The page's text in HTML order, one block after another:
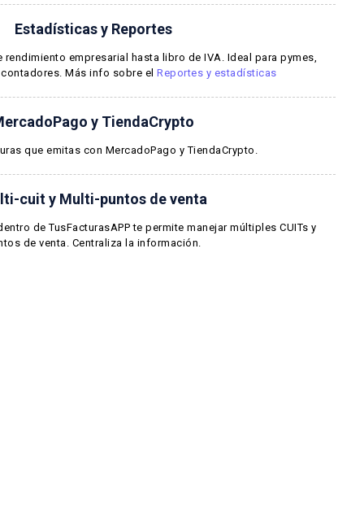
Estadísticas y Reportes
empresarial hasta libro de IVA. Ideal para pymes,
Más info sobre elReportes y estadísticas
y TiendaCrypto
que emitas con MercadoPago y TiendaCrypto.
cuit y Multi-puntos de venta
de TusFacturasAPP te permite manejar múltiples CUITs y
de venta. Centraliza la información.